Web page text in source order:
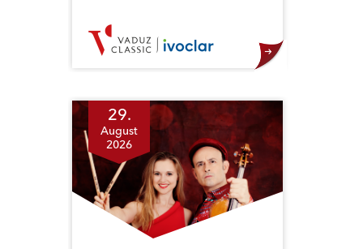
29.
August
2026